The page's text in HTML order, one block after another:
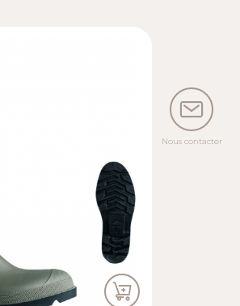
Nous contacter